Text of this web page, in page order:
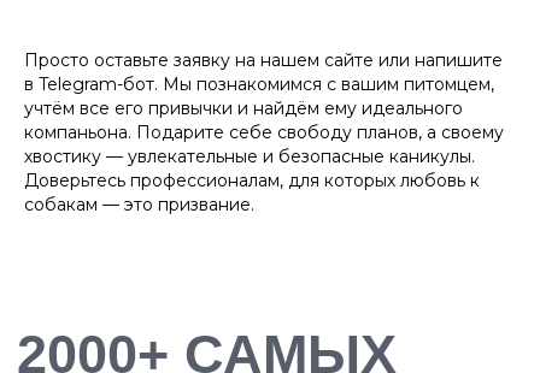
Просто оставьте заявку на нашем сайте или напишите
в Telegram-бот. Мы познакомимся с вашим питомцем,
учтём все его привычки и найдём ему идеального
компаньона. Подарите себе свободу планов, а своему
хвостику — увлекательные и безопасные каникулы.
Доверьтесь профессионалам, для которых любовь к
собакам — это призвание.